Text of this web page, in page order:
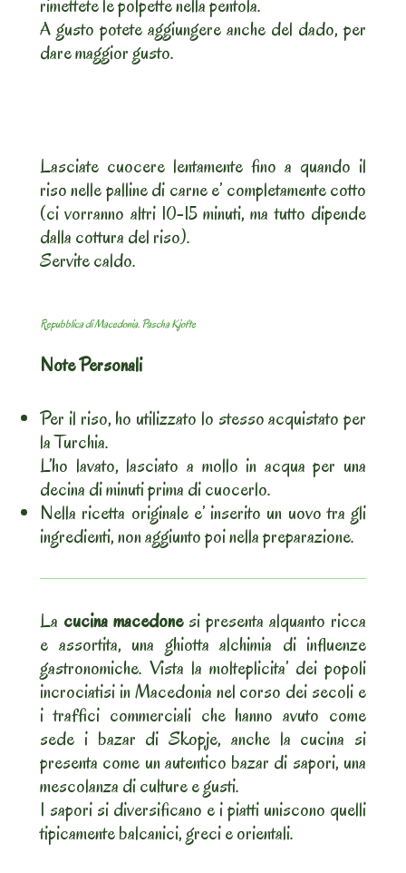
rimettete le polpette nella pentola.
A gusto potete aggiungere anche del dado, per
dare maggior gusto.
Lasciate cuocere lentamente fino a quando il
riso nelle palline di carne e’ completamente cotto
(ci vorranno altri 10-15 minuti, ma tutto dipende
dalla cottura del riso).
Servite caldo.
Repubblica di Macedonia. Pascha Kjofte
Note Personali
Per il riso, ho utilizzato lo stesso acquistato per
la Turchia.
L’ho lavato, lasciato a mollo in acqua per una
decina di minuti prima di cuocerlo.
Nella ricetta originale e’ inserito un uovo tra gli
ingredienti, non aggiunto poi nella preparazione.
La cucina macedonesi presenta alquanto ricca
e assortita, una ghiotta alchimia di influenze
gastronomiche. Vista la molteplicita’ dei popoli
incrociatisi in Macedonia nel corso dei secoli e
i traffici commerciali che hanno avuto come
sede i bazar di Skopje, anche la cucina si
presenta come un autentico bazar di sapori, una
mescolanza di culture e gusti.
I sapori si diversificano e i piatti uniscono quelli
tipicamente balcanici, greci e orientali.